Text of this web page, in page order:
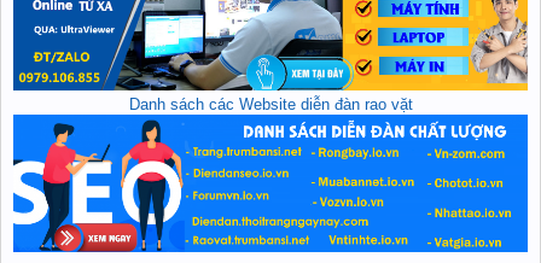
Danh sách các Website diễn đàn rao vặt